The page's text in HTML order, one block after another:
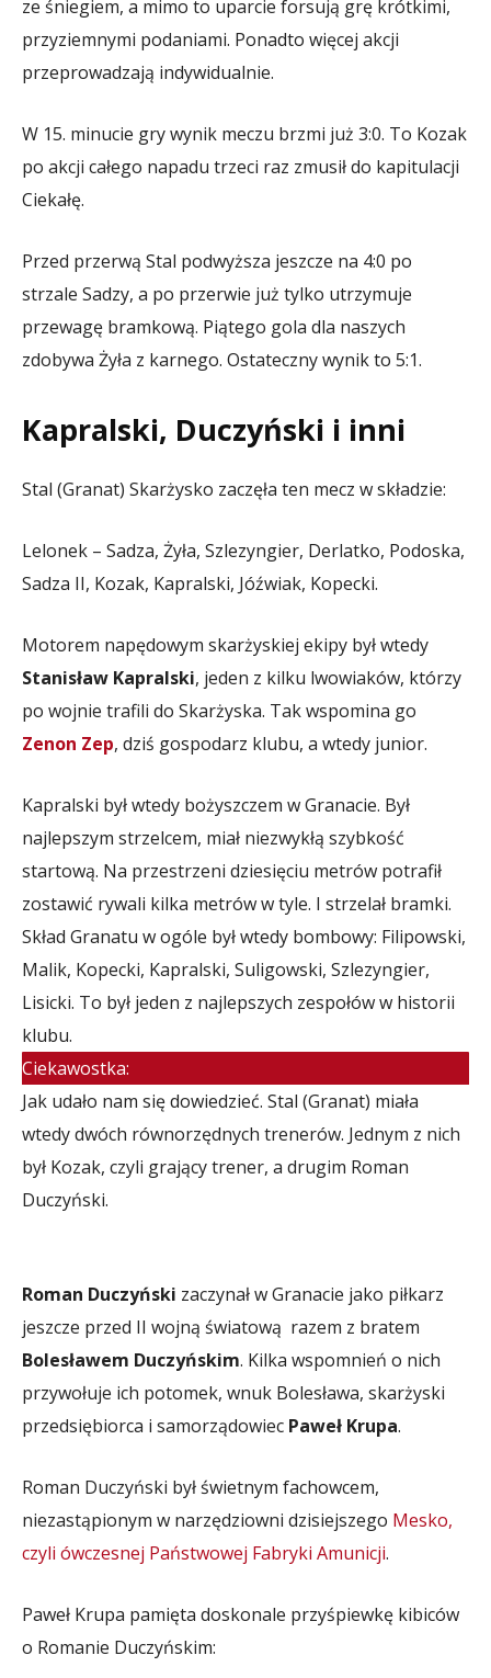
ze śniegiem, a mimo to uparcie forsują grę krótkimi,
przyziemnymi podaniami. Ponadto więcej akcji
przeprowadzają indywidualnie.
W 15. minucie gry wynik meczu brzmi już 3:0. To Kozak
po akcji całego napadu trzeci raz zmusił do kapitulacji
Ciekałę.
Przed przerwą Stal podwyższa jeszcze na 4:0 po
strzale Sadzy, a po przerwie już tylko utrzymuje
przewagę bramkową. Piątego gola dla naszych
zdobywa Żyła z karnego. Ostateczny wynik to 5:1.
Kapralski, Duczyński i inni
Stal (Granat) Skarżysko zaczęła ten mecz w składzie:
Lelonek – Sadza, Żyła, Szlezyngier, Derlatko, Podoska,
Sadza II, Kozak, Kapralski, Jóźwiak, Kopecki.
Motorem napędowym skarżyskiej ekipy był wtedy
Stanisław Kapralski, jeden z kilku lwowiaków, którzy
po wojnie trafili do Skarżyska. Tak wspomina go
Zenon Zep, dziś gospodarz klubu, a wtedy junior.
Kapralski był wtedy bożyszczem w Granacie. Był
najlepszym strzelcem, miał niezwykłą szybkość
startową. Na przestrzeni dziesięciu metrów potrafił
zostawić rywali kilka metrów w tyle. I strzelał bramki.
Skład Granatu w ogóle był wtedy bombowy: Filipowski,
Malik, Kopecki, Kapralski, Suligowski, Szlezyngier,
Lisicki. To był jeden z najlepszych zespołów w historii
klubu.
Ciekawostka:
Jak udało nam się dowiedzieć. Stal (Granat) miała
wtedy dwóch równorzędnych trenerów. Jednym z nich
był Kozak, czyli grający trener, a drugim Roman
Duczyński.
Roman Duczyński zaczynał w Granacie jako piłkarz
jeszcze przed II wojną światową razem z bratem
Bolesławem Duczyńskim. Kilka wspomnień o nich
przywołuje ich potomek, wnuk Bolesława, skarżyski
przedsiębiorca i samorządowiec Paweł Krupa.
Roman Duczyński był świetnym fachowcem,
niezastąpionym w narzędziowni dzisiejszego Mesko,
czyli ówczesnej Państwowej Fabryki Amunicji.
Paweł Krupa pamięta doskonale przyśpiewkę kibiców
o Romanie Duczyńskim: